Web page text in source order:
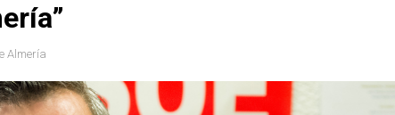
Almería